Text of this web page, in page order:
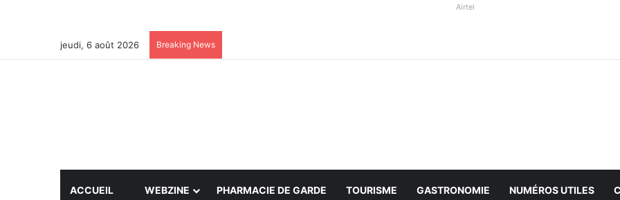
Airtel
jeudi, 6 août 2026 Breaking News
ACCUEIL WEBZINE PHARMACIE DE GARDE TOURISME GASTRONOMIE NUMÉROS UTILES